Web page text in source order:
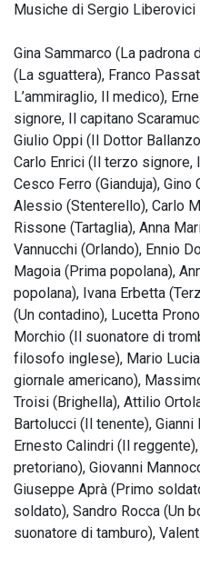
Musiche di Sergio Liberovici
Gina Sammarco (La
(La sguattera), Franco
L’ammiraglio, Il medico),
signore, Il capitano
Giulio Oppi (Il Dottor
Carlo Enrici (Il terzo signore,
Cesco Ferro (Gianduja),
Alessio (Stenterello), Carlo
Rissone (Tartaglia), Anna
Vannucchi (Orlando), Ennio
Magoia (Prima popolana),
popolana), Ivana Erbetta
(Un contadino), Lucetta
Morchio (Il suonatore di
filosofo inglese), Mario
giornale americano),
Troisi (Brighella), Attilio
Bartolucci (Il tenente),
Ernesto Calindri (Il
pretoriano), Giovanni
Giuseppe Aprà (Primo
soldato), Sandro Rocca (Un
suonatore di tamburo),